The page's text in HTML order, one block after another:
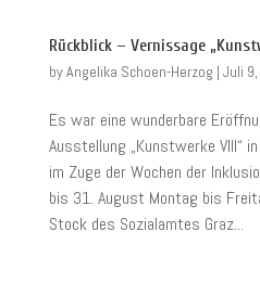
Rückblick – Vernissage
byAngelika Schoen-Herzog | Juli
Es war eine wunderbare
Ausstellung „Kunstwerke VIII“
im Zuge der Wochen der
bis 31. August Montag bis
Stock des Sozialamtes Graz...